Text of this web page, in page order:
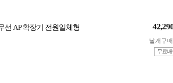
선 AP 확장기 전원일체형
낱개구
무료배